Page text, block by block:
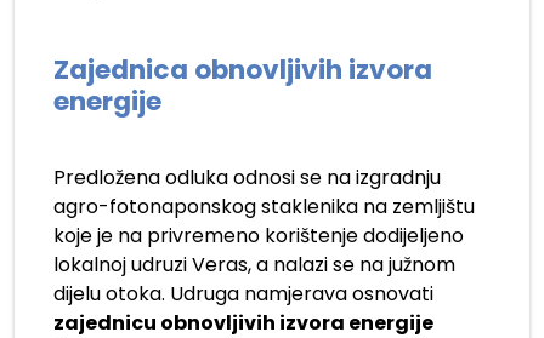
Zajednica obnovljivih izvora
energije
Predložena odluka odnosi se na izgradnju
agro-fotonaponskog staklenika na zemljištu
koje je na privremeno korištenje dodijeljeno
lokalnoj udruzi Veras, a nalazi se na južnom
dijelu otoka. Udruga namjerava osnovati
zajednicu obnovljivih izvora energije